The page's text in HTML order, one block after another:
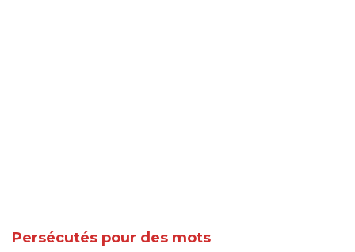
Persécutés pour des mots